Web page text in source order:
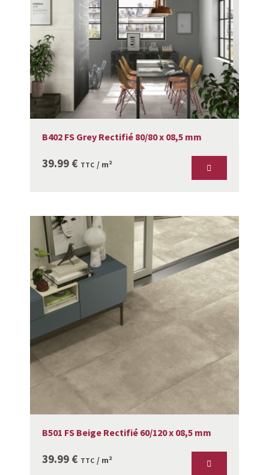
B402 FS Grey Rectifié 80/80 x 08,5 mm
39.99 € TTC / m²
B501 FS Beige Rectifié 60/120 x 08,5 mm
39.99 € TTC / m²